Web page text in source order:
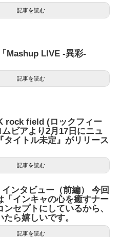
記事を読む
Mashup LIVE -異彩-
記事を読む
rock field (ロックフィー
ビアより2月17日にニュ
タイトル未定』がリリース
記事を読む
ンタビュー（前編） 今回
「インキャの心を癒すナー
ンセプトにしているから、
ら嬉しいです。
記事を読む